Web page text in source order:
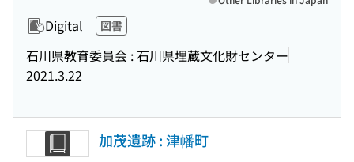
Digital 図書
石川県教育委員会 : 石川県埋蔵文化財センター
2021.3.22
加茂遺跡 : 津幡町